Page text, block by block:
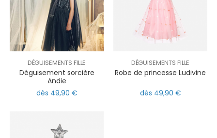
DÉGUISEMENTS FILLE
Déguisement sorcière
Andie
dès 49,90 €
DÉGUISEMENTS FILLE
Robe de princesse Ludivine
dès 49,90 €